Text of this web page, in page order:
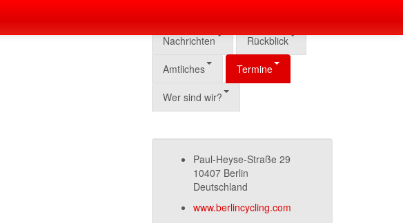
Nachrichten Rückblick
Amtliches Termine
Wer sind wir?
Paul-Heyse-Straße 29
10407 Berlin
Deutschland
www.berlincycling.com